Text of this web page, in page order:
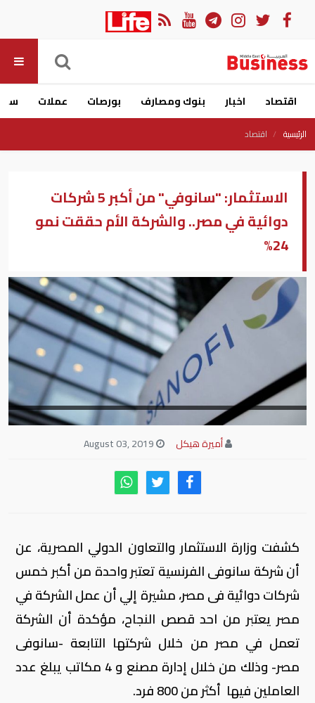
اقتصاد اخبار بنوك ومصارف بورصات عملات
الرئيسية اقتصاد
الاستثمار: "سانوفي" من أكبر 5 شركات
دوائية في مصر.. والشركة الأم حققت نمو
24%
أميرة هيكل
كشفت وزارة الاستثمار والتعاون الدولي المصرية، عن
أن شركة سانوفى الفرنسية تعتبر واحدة من أكبر خمس
شركات دوائية فى مصر، مشيرة إلي أن عمل الشركة في
مصر يعتبر من احد قصص النجاح، مؤكدة أن الشركة
تعمل في مصر من خلال شركتها التابعة -سانوفى
مصر- وذلك من خلال إدارة مصنع و 4 مكاتب يبلغ عدد
العاملين فيها أكثر من 800 فرد.